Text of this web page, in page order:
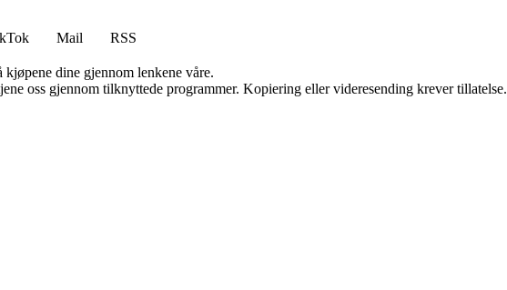
Mail
RSS
dine gjennom lenkene våre.
oss gjennom tilknyttede programmer. Kopiering eller videresending krever tillatelse.